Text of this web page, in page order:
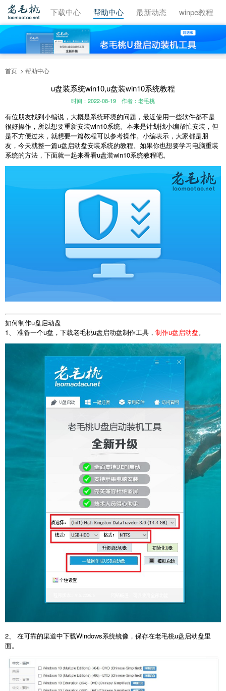
视频教程 下载中心 帮助中心 最新动态 winpe教程
首页 帮助中心
u盘装系统win10,u盘装win10系统教程
时间：2022-08-19 作者：老毛桃
有位朋友找到小编说，大概是系统环境的问题，最近使用一些软件都不是
很好操作，所以想要重新安装win10系统。本来是计划找小编帮忙安装，但
是不方便过来，就想要一篇教程可以参考操作。小编表示，大家都是朋
友，今天就整一篇u盘启动盘安装系统的教程。如果你也想要学习电脑重装
系统的方法，下面就一起来看看u盘装win10系统教程吧。
如何制作u盘启动盘
1、 准备一个u盘，下载老毛桃u盘启动盘制作工具， 制作u盘启动盘。
2、 在可靠的渠道中下载Windows系统镜像，保存在老毛桃u盘启动盘里
面。